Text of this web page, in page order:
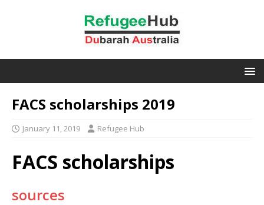
FACS scholarships 2019
January 11, 2019 Refugee Hub
FACS scholarships
sources